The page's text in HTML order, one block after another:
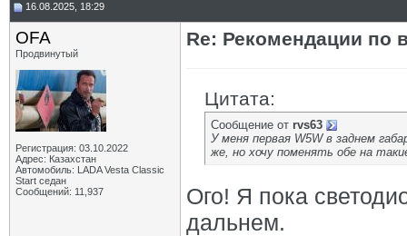
16.08.2025, 18:29
OFA
Продвинутый
Регистрация: 03.10.2022
Адрес: Казахстан
Автомобиль: LADA Vesta Classic
Start седан
Сообщений: 11,937
Re: Рекомендации по
Цитата:
Сообщение от rvs63
У меня первая W5W в заднем
же, но хочу поменять обе на
Ого! Я пока
дальнем.